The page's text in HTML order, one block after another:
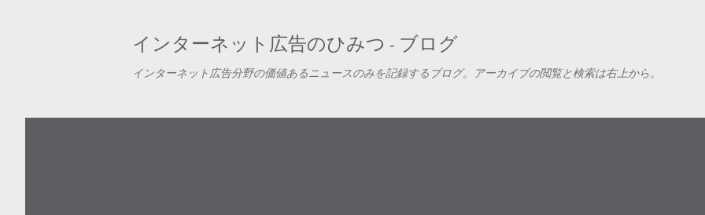
インターネット広告のひみつ - ブログ
インターネット広告分野の価値あるニュースのみを記録するブログ。アーカイブの閲覧と検索は右上から。